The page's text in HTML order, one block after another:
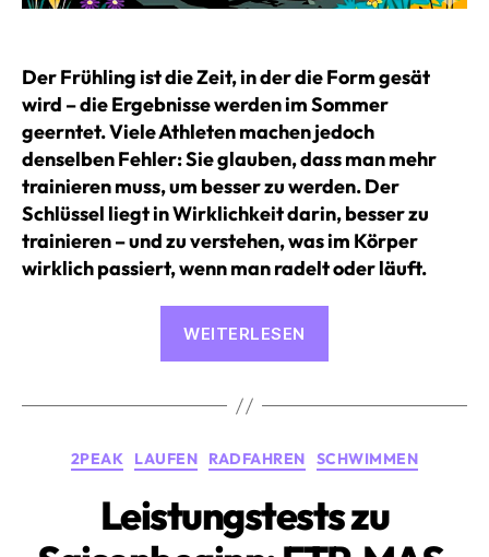
Der Frühling ist die Zeit, in der die Form gesät
wird – die Ergebnisse werden im Sommer
geerntet. Viele Athleten machen jedoch
denselben Fehler: Sie glauben, dass man mehr
trainieren muss, um besser zu werden. Der
Schlüssel liegt in Wirklichkeit darin, besser zu
trainieren – und zu verstehen, was im Körper
wirklich passiert, wenn man radelt oder läuft.
WEITERLESEN
Steigerung
Geschwindigkeit
Ausdauer
Kategorien
2PEAK LAUFEN RADFAHREN SCHWIMMEN
Leistungstests zu